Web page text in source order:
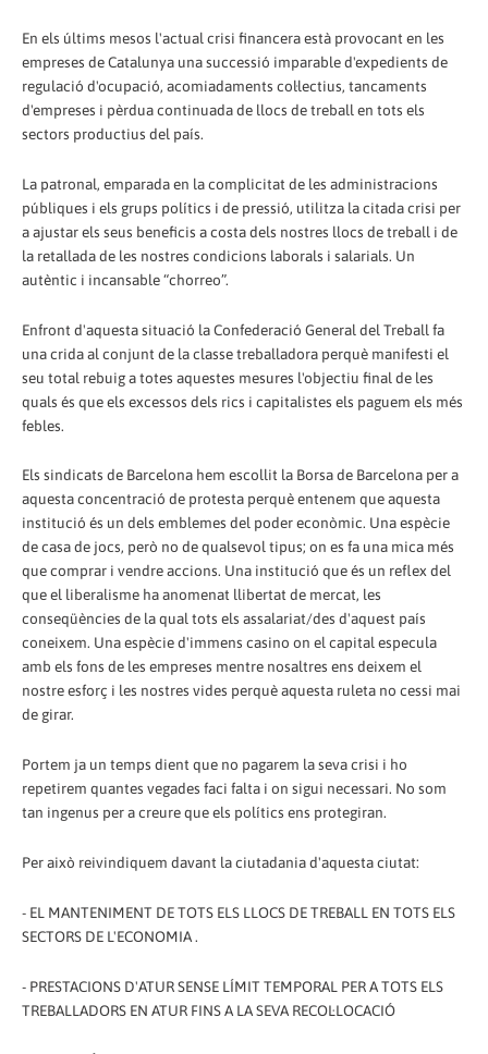
En els últims mesos l'actual crisi financera està provocant en les
empreses de Catalunya una successió imparable d'expedients de
regulació d'ocupació, acomiadaments col·lectius, tancaments
d'empreses i pèrdua continuada de llocs de treball en tots els
sectors productius del país.
La patronal, emparada en la complicitat de les administracions
públiques i els grups polítics i de pressió, utilitza la citada crisi per
a ajustar els seus beneficis a costa dels nostres llocs de treball i de
la retallada de les nostres condicions laborals i salarials. Un
autèntic i incansable “chorreo”.
Enfront d'aquesta situació la Confederació General del Treball fa
una crida al conjunt de la classe treballadora perquè manifesti el
seu total rebuig a totes aquestes mesures l'objectiu final de les
quals és que els excessos dels rics i capitalistes els paguem els més
febles.
Els sindicats de Barcelona hem escollit la Borsa de Barcelona per a
aquesta concentració de protesta perquè entenem que aquesta
institució és un dels emblemes del poder econòmic. Una espècie
de casa de jocs, però no de qualsevol tipus; on es fa una mica més
que comprar i vendre accions. Una institució que és un reflex del
que el liberalisme ha anomenat llibertat de mercat, les
conseqüències de la qual tots els assalariat/des d'aquest país
coneixem. Una espècie d'immens casino on el capital especula
amb els fons de les empreses mentre nosaltres ens deixem el
nostre esforç i les nostres vides perquè aquesta ruleta no cessi mai
de girar.
Portem ja un temps dient que no pagarem la seva crisi i ho
repetirem quantes vegades faci falta i on sigui necessari. No som
tan ingenus per a creure que els polítics ens protegiran.
Per això reivindiquem davant la ciutadania d'aquesta ciutat:
- EL MANTENIMENT DE TOTS ELS LLOCS DE TREBALL EN TOTS ELS
SECTORS DE L'ECONOMIA .
- PRESTACIONS D'ATUR SENSE LÍMIT TEMPORAL PER A TOTS ELS
TREBALLADORS EN ATUR FINS A LA SEVA RECOL·LOCACIÓ